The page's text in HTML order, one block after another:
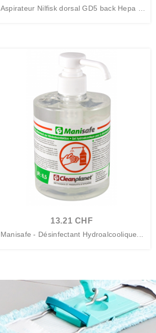
Aspirateur Nilfisk dorsal GD5 back Hepa C
13.21 CHF
Manisafe - Désinfectant Hydroalcoolique...